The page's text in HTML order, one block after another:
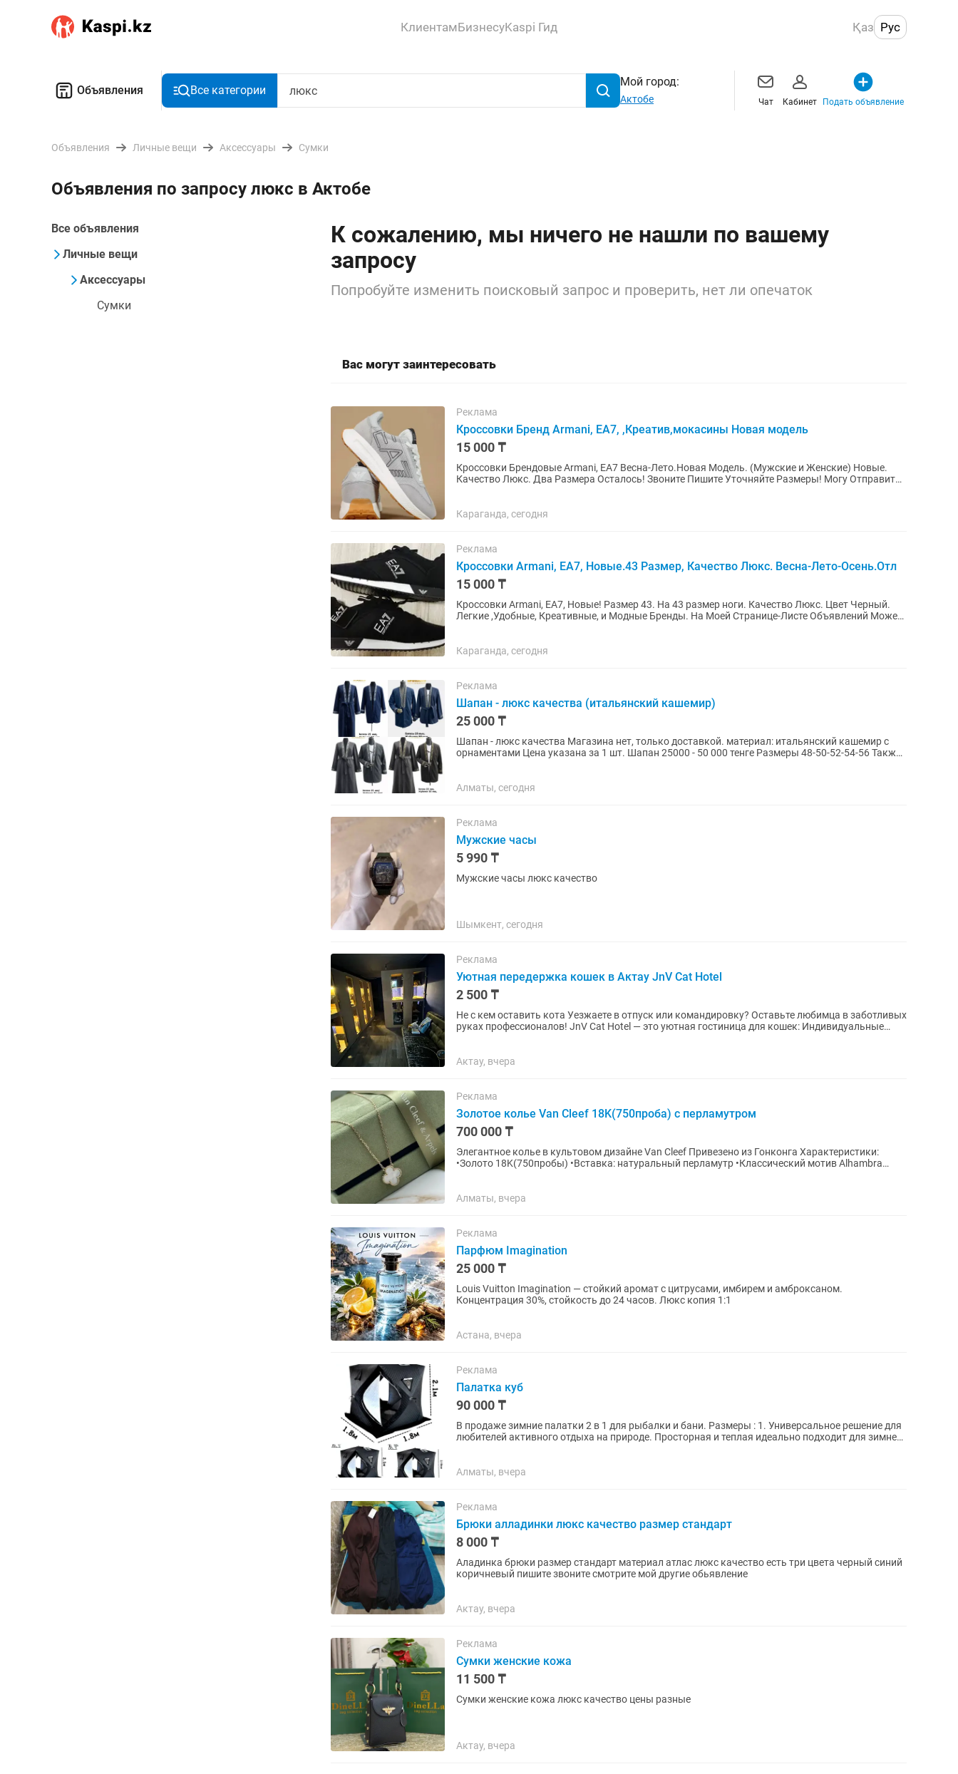
КлиентамБизнесуKaspi Гид Қаз Рус
Объявления Все категории
Мой город:
Актобе Чат Кабинет Подать объявление
Объявления Личные вещи Аксессуары Сумки
Объявления по запросу люкс в Актобе
Все объявления
Личные вещи
Аксессуары
Сумки
К сожалению, мы ничего не нашли по вашему
запросу
Попробуйте изменить поисковый запрос и проверить, нет ли опечаток
Вас могут заинтересовать
Реклама
Кроссовки Бренд Armani, EA7, ,Креатив,мокасины Новая модель
15 000 ₸
Кроссовки Брендовые Armani, EA7 Весна-Лето.Новая Модель. (Мужские и Женские) Новые.
Качество Люкс. Два Размера Осталось! Звоните Пишите Уточняйте Размеры! Могу Отправить
Караганда, сегодня
Реклама
Кроссовки Armani, EA7, Новые.43 Размер, Качество Люкс. Весна-Лето-Осень.Отл
15 000 ₸
Кроссовки Armani, EA7, Новые! Размер 43. На 43 размер ноги. Качество Люкс. Цвет Черный.
Легкие ,Удобные, Креативные, и Модные Бренды. На Моей Странице-Листе Объявлений Можете
Караганда, сегодня
Реклама
Шапан - люкс качества (итальянский кашемир)
25 000 ₸
Шапан - люкс качества Магазина нет, только доставкой. материал: итальянский кашемир с
орнаментами Цена указана за 1 шт. Шапан 25000 - 50 000 тенге Размеры 48-50-52-54-56 Также
Алматы, сегодня
Реклама
Мужские часы
5 990 ₸
Мужские часы люкс качество
Шымкент, сегодня
Реклама
Уютная передержка кошек в Актау JnV Cat Hotel
2 500 ₸
Не с кем оставить кота Уезжаете в отпуск или командировку? Оставьте любимца в заботливых
руках профессионалов! JnV Cat Hotel — это уютная гостиница для кошек: Индивидуальные
Актау, вчера
Реклама
Золотое колье Van Cleef 18K(750проба) с перламутром
700 000 ₸
Элегантное колье в культовом дизайне Van Cleef Привезено из Гонконга Характеристики:
•Золото 18K(750пробы) •Вставка: натуральный перламутр •Классический мотив Alhambra
Алматы, вчера
Реклама
Парфюм Imagination
25 000 ₸
Louis Vuitton Imagination — стойкий аромат с цитрусами, имбирем и амброксаном.
Концентрация 30%, стойкость до 24 часов. Люкс копия 1:1
Астана, вчера
Реклама
Палатка куб
90 000 ₸
В продаже зимние палатки 2 в 1 для рыбалки и бани. Размеры : 1. Универсальное решение для
любителей активного отдыха на природе. Просторная и теплая идеально подходит для зимней
Алматы, вчера
Реклама
Брюки алладинки люкс качество размер стандарт
8 000 ₸
Аладинка брюки размер стандарт материал атлас люкс качество есть три цвета черный синий
коричневый пишите звоните смотрите мой другие обьявление
Актау, вчера
Реклама
Сумки женские кожа
11 500 ₸
Сумки женские кожа люкс качество цены разные
Актау, вчера